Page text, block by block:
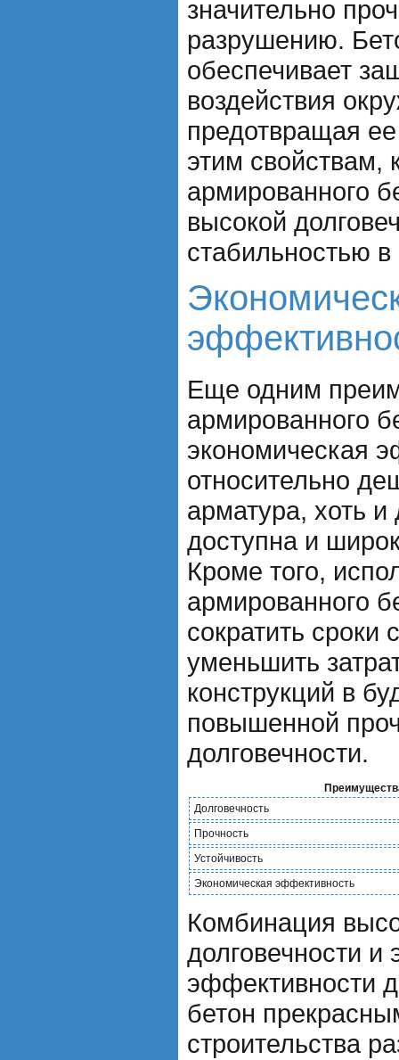
значительно
разрушению.
обеспечивает
воздействия
предотвращая
этим свойствам,
армированного
высокой
стабильностью в
Еще одним
армированного
экономическая
относительно
арматура, хоть
доступна и
Кроме того,
армированного
сократить сроки
уменьшить
конструкций в
повышенной
долговечности.
Долговечность
Прочность
Устойчивость
Экономическая эффективность
Комбинация
долговечности и
эффективности
бетон
строительства